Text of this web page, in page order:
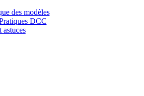
des modèles
DCC
astuces